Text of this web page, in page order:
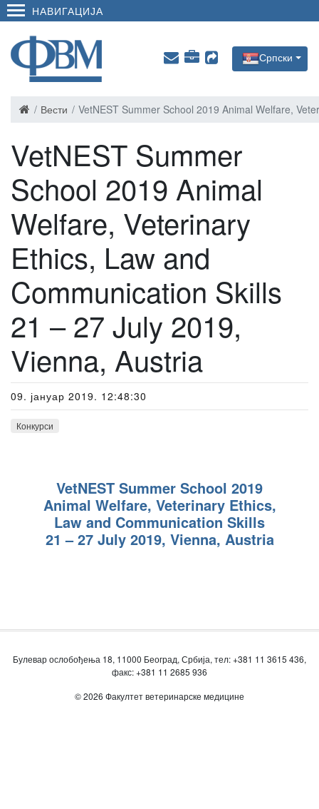
НАВИГАЦИЈА
Српски
Вести VetNEST Summer School 2019 Animal Welfare,
VetNEST Summer
School 2019 Animal
Welfare, Veterinary
Ethics, Law and
Communication Skills
21 – 27 July 2019,
Vienna, Austria
09. јануар 2019. 12:48:30
Конкурси
VetNEST Summer School 2019
Animal Welfare, Veterinary Ethics,
Law and Communication Skills
21 – 27 July 2019, Vienna, Austria
Булевар ослобођења 18, 11000 Београд, Србија, тел: +381 11 3615 436,
факс: +381 11 2685 936
© 2026 Факултет ветеринарске медицине